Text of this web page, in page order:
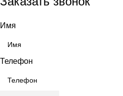
Имя
Телефон